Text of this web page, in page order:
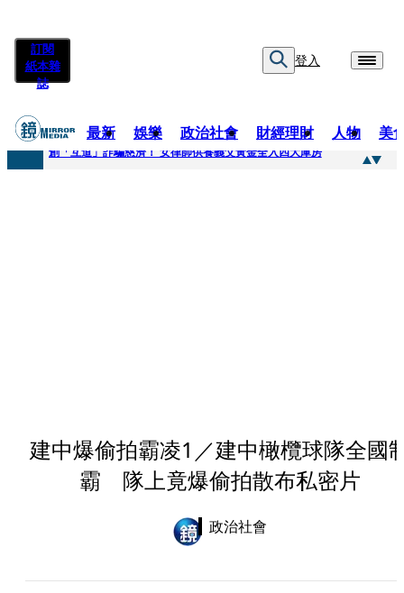
訂閱
紙本雜
誌
登入
最新 娛樂 政治社會 財經理財 人物 美
快訊
創「互道」詐騙慈濟！ 女律師供養義父黃金全入四大庫房
建中爆偷拍霸凌1／建中橄欖球隊全國
霸 隊上竟爆偷拍散布私密片
政治社會